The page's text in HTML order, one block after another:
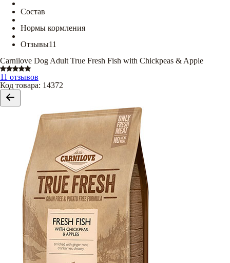
Состав
Нормы кормления
Отзывы11
Carnilove Dog Adult True Fresh Fish with Chickpeas & Apple
11 отзывов
Код товара: 14372